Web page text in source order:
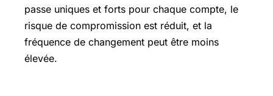
passe uniques et forts pour chaque compte, le
risque de compromission est réduit, et la
fréquence de changement peut être moins
élevée.